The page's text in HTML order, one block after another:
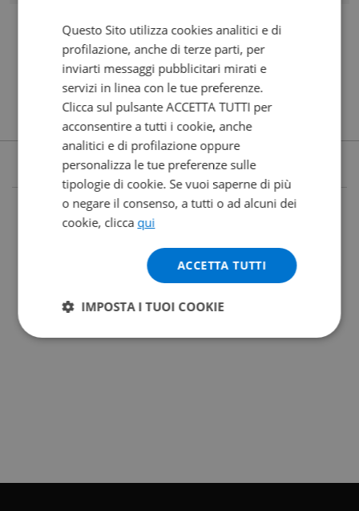
Questo Sito utilizza cookies analitici e di
profilazione, anche di terze parti, per
inviarti messaggi pubblicitari mirati e
servizi in linea con le tue preferenze.
Clicca sul pulsante ACCETTA TUTTI per
acconsentire a tutti i cookie, anche
analitici e di profilazione oppure
personalizza le tue preferenze sulle
tipologie di cookie. Se vuoi saperne di più
o negare il consenso, a tutti o ad alcuni dei
cookie, clicca qui
ACCETTA TUTTI
IMPOSTA I TUOI COOKIE